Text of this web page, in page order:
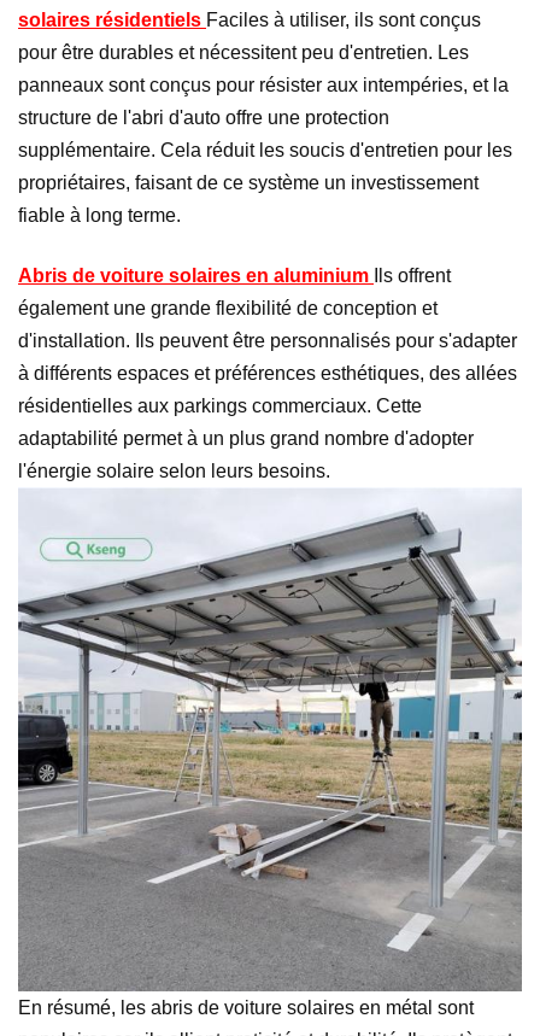
solaires résidentiels Faciles à utiliser, ils sont conçus
pour être durables et nécessitent peu d'entretien. Les
panneaux sont conçus pour résister aux intempéries, et la
structure de l'abri d'auto offre une protection
supplémentaire. Cela réduit les soucis d'entretien pour les
propriétaires, faisant de ce système un investissement
fiable à long terme.
Abris de voiture solaires en aluminium
Ils offrent
également une grande flexibilité de conception et
d'installation. Ils peuvent être personnalisés pour s'adapter
à différents espaces et préférences esthétiques, des allées
résidentielles aux parkings commerciaux. Cette
adaptabilité permet à un plus grand nombre d'adopter
l'énergie solaire selon leurs besoins.
En résumé, les abris de voiture solaires en métal sont